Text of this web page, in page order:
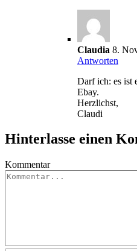
Claudia 8.
Antworten
Darf ich: es ist
Ebay.
Herzlichst,
Claudi
Hinterlasse einen
Kommentar